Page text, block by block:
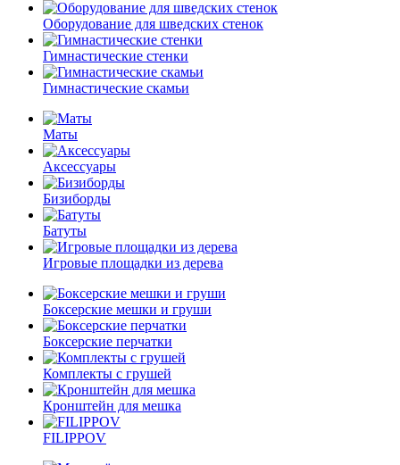
Оборудование для шведских стенок
Гимнастические стенки
Гимнастические скамьи
Маты
Аксессуары
Бизиборды
Батуты
Игровые площадки из дерева
Боксерские мешки и груши
Боксерские перчатки
Комплекты с грушей
Кронштейн для мешка
FILIPPOV